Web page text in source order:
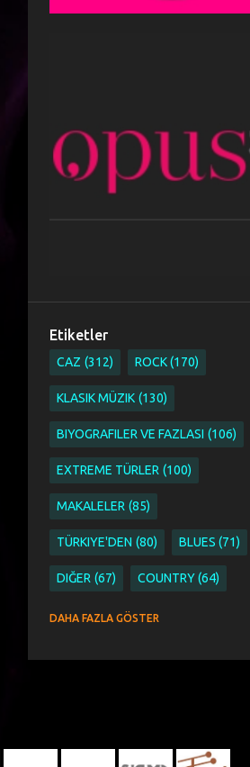
Etiketler
CAZ 312 ROCK 170
KLASIK MÜZIK 130
BIYOGRAFILER VE FAZLASI 106
EXTREME TÜRLER 100
MAKALELER 85
TÜRKIYE'DEN 80 BLUES 71
DIĞER 67 COUNTRY 64
SINGER SONGWRITER
DAHA FAZLA GÖSTER